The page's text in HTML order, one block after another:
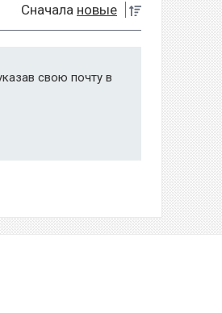
Сначала новые
свою почту в